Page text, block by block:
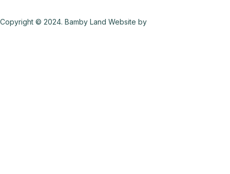
Copyright © 2024. Bamby Land Website by